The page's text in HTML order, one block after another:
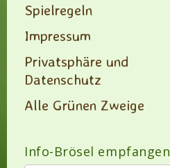
Spielregeln
Impressum
Privatsphäre und
Datenschutz
Alle Grünen Zweige
Info-Brösel empfangen